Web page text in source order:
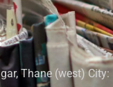
Thane (west) City: